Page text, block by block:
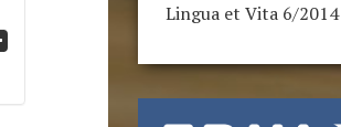
Lingua et Vita 6/2014